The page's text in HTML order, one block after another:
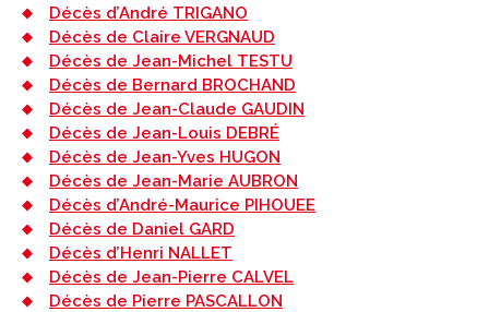
Décès d’André TRIGANO
Décès de Claire VERGNAUD
Décès de Jean-Michel TESTU
Décès de Bernard BROCHAND
Décès de Jean-Claude GAUDIN
Décès de Jean-Louis DEBRÉ
Décès de Jean-Yves HUGON
Décès de Jean-Marie AUBRON
Décès d’André-Maurice PIHOUEE
Décès de Daniel GARD
Décès d’Henri NALLET
Décès de Jean-Pierre CALVEL
Décès de Pierre PASCALLON